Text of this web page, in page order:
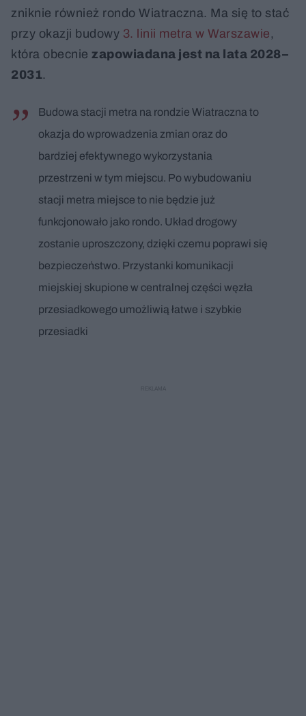
zniknie również rondo Wiatraczna. Ma się to stać
przy okazji budowy 3. linii metra w Warszawie ,
która obecnie zapowiadana jest na lata 2028–
2031.
Budowa stacji metra na rondzie Wiatraczna to
okazja do wprowadzenia zmian oraz do
bardziej efektywnego wykorzystania
przestrzeni w tym miejscu. Po wybudowaniu
stacji metra miejsce to nie będzie już
funkcjonowało jako rondo. Układ drogowy
zostanie uproszczony, dzięki czemu poprawi się
bezpieczeństwo. Przystanki komunikacji
miejskiej skupione w centralnej części węzła
przesiadkowego umożliwią łatwe i szybkie
przesiadki